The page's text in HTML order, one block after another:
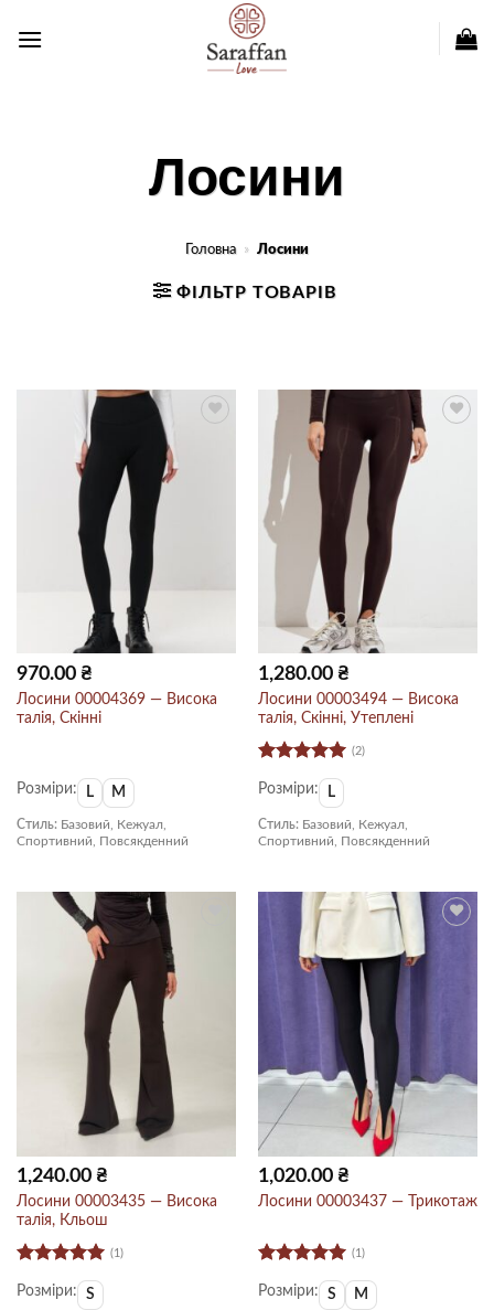
Лосини
Головна » Лосини
ФІЛЬТР ТОВАРІВ
970.00 ₴
Лосини 00004369 — Висока
талія, Скінні
Розміри: L M
Стиль: Базовий, Кежуал,
Спортивний, Повсякденний
1,280.00 ₴
Лосини 00003494 — Висока
талія, Скінні, Утеплені
Оцінено в
5з 5
(2)
Розміри: L
Стиль: Базовий, Кежуал,
Спортивний, Повсякденний
1,240.00 ₴
Лосини 00003435 — Висока
талія, Кльош
Оцінено в
5з 5
(1)
Розміри: S
1,020.00 ₴
Лосини 00003437 — Трикотаж
Оцінено в
5з 5
(1)
Розміри: S M